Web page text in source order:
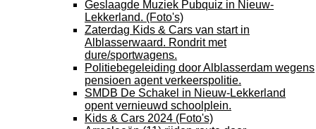
Geslaagde Muziek Pubquiz in Nieuw-
Lekkerland. (Foto's)
Zaterdag Kids & Cars van start in
Alblasserwaard. Rondrit met
dure/sportwagens.
Politiebegeleiding door Alblasserdam wegens
pensioen agent verkeerspolitie.
SMDB De Schakel in Nieuw-Lekkerland
opent vernieuwd schoolplein.
Kids & Cars 2024 (Foto's)